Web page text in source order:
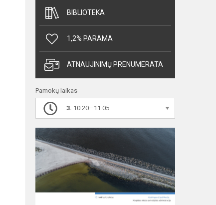
BIBLIOTEKA
1,2% PARAMA
ATNAUJINIMŲ PRENUMERATA
Pamokų laikas
3. 10.20—11.05